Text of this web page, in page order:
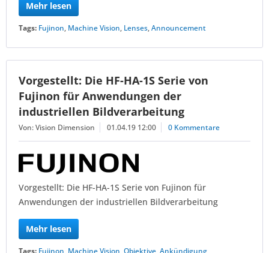
Mehr lesen
Tags: Fujinon, Machine Vision, Lenses,Announcement
Vorgestellt: Die HF-HA-1S Serie von
Fujinon für Anwendungen der
industriellen Bildverarbeitung
Von: Vision Dimension 01.04.19 12:00 0 Kommentare
Vorgestellt: Die HF-HA-1S Serie von Fujinon für
Anwendungen der industriellen Bildverarbeitung
Mehr lesen
Tags: Fujinon Machine Vision Objektive Ankündigung